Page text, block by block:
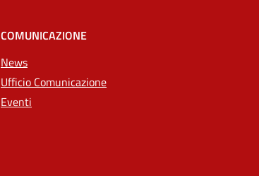
COMUNICAZIONE
News
Ufficio Comunicazione
Eventi